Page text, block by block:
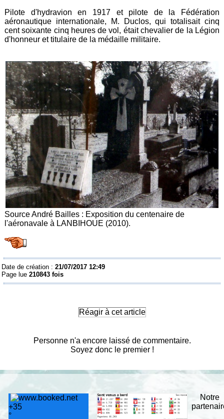
Pilote d'hydravion en 1917 et pilote de la Fédération
aéronautique internationale, M. Duclos, qui totalisait cinq
cent soixante cinq heures de vol, était chevalier de la Légion
d'honneur et titulaire de la médaille militaire.
Source André Bailles : Exposition du centenaire de
l'aéronavale à LANBIHOUE (2010).
Date de création :21/07/2017 12:49
Page lue210843 fois
Réagir à cet article
Personne n'a encore laissé de commentaire.
Soyez donc le premier !
+35
°
Notre